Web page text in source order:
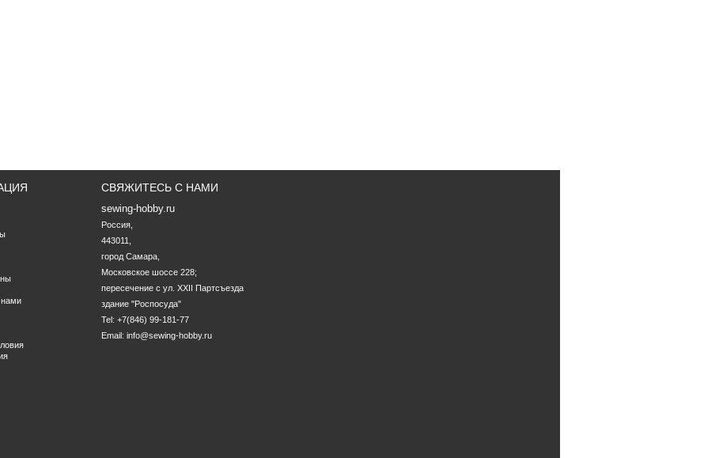
СВЯЖИТЕСЬ С НАМИ
sewing-hobby.ru
Россия,
443011,
город Самара,
Московское шоссе 228;
пересечение с ул. XXII Партсъезда
здание "Роспосуда"
Tel: +7(846) 99-181-77
Email: info@sewing-hobby.ru